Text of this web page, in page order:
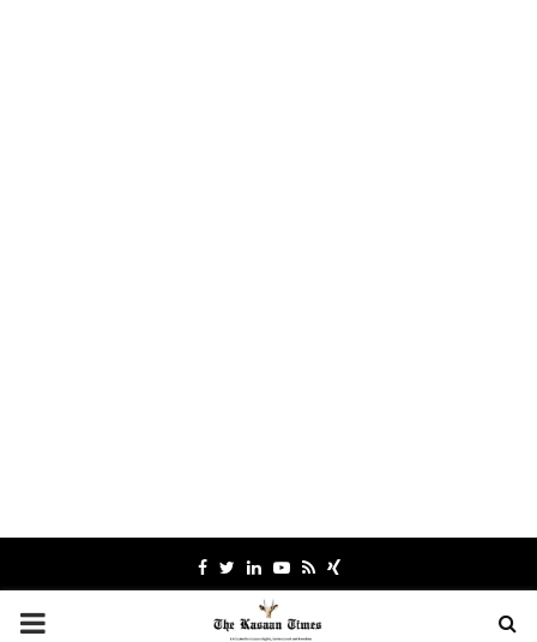
Facebook
TwitterLinkedinYoutube
RssXing
PRIMARY